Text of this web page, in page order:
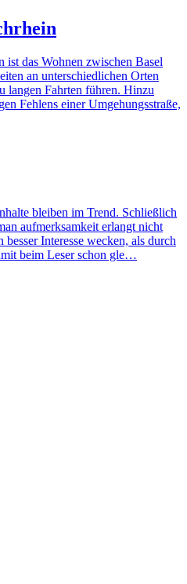
ist das Wohnen zwischen Basel
an unterschiedlichen Orten
langen Fahrten führen. Hinzu
Fehlens einer Umgehungsstraße,
bleiben im Trend. Schließlich
aufmerksamkeit erlangt nicht
Interesse wecken, als durch
beim Leser schon gle…